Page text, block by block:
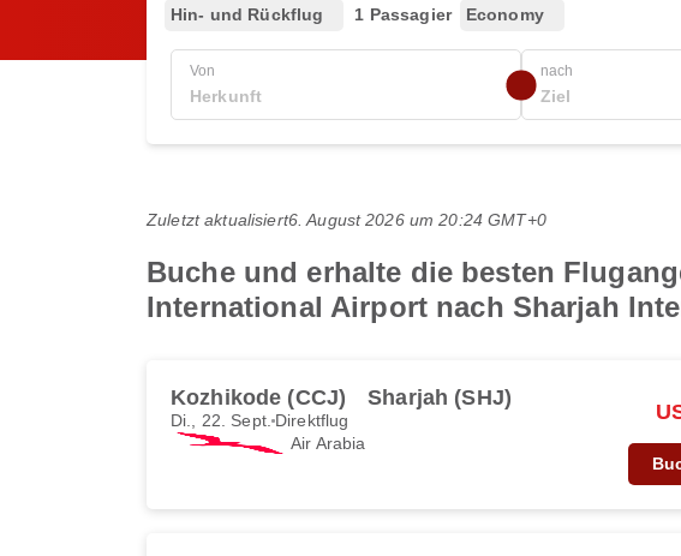
Hin- und Rückflug 1 Passagier Economy
Von nach
Zuletzt aktualisiert6. August 2026 um 20:24 GMT+0
Buche und erhalte die besten
International Airport nach Sharjah
Kozhikode (CCJ) Sharjah (SHJ)
Di., 22. Sept. Direktflug
Air Arabia